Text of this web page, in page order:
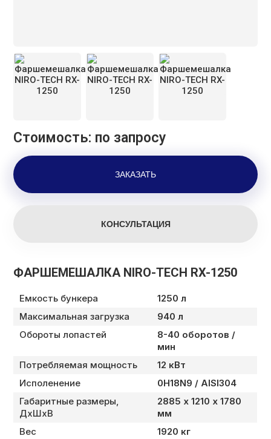
Стоимость: по запросу
ФАРШЕМЕШАЛКА NIRO-TECH RX-1250
Емкость бункера
1250 л
Максимальная загрузка
940 л
Обороты лопастей
8-40 оборотов /
мин
Потребляемая мощность
12 кВт
Исполенение
0H18N9 / AISI304
Габаритные размеры,
ДхШхВ
2885 х 1210 х 1780
мм
Вес
1920 кг